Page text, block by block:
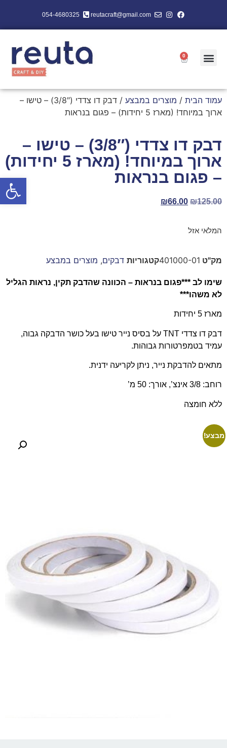
פתח
reutacraft@gmail.com
054-4680325
0
עמוד הבית / מוצרים במבצע
/ דבק דו צדדי (3/8″) – טישו –
ארוך במיוחד! (מארז 5 יחידות) – פגום בנראות
דבק דו צדדי (3/8″) – טישו –
ארוך במיוחד! (מארז 5 יחידות)
– פגום בנראות
₪125.00
₪66.00
המלאי אזל
מק"ט 401000-01קטגוריות דבקים, מוצרים במבצע
שימו לב ***פגום בנראות – הכוונה שהדבק תקין, נראות הגליל
לא משהו***
מארז 5 יחידות
דבק דו צדדי TNT על בסיס נייר טישו בעל כושר הדבקה גבוה,
עמיד בטמפרטורות גבוהות.
מתאים להדבקת נייר, ניתן לקריעה ידנית.
רוחב: 3/8 אינצ’, אורך: 50 מ’
ללא חומצה
מבצע!